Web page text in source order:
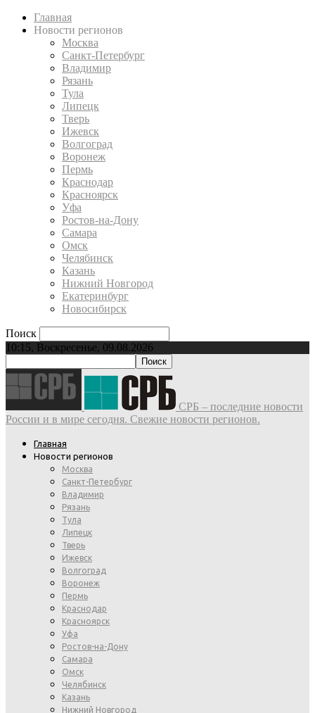
Главная
Новости регионов
Москва
Санкт-Петербург
Владимир
Рязань
Тула
Липецк
Тверь
Ижевск
Волгоград
Воронеж
Пермь
Краснодар
Красноярск
Уфа
Ростов-на-Дону
Самара
Омск
Челябинск
Казань
Нижний Новгород
Екатеринбург
Новосибирск
Поиск
10:15, Воскресенье, 09.08.2026
СРБ – последние новости
России и в мире сегодня. Свежие новости регионов.
Главная
Новости регионов
Москва
Санкт-Петербург
Владимир
Рязань
Тула
Липецк
Тверь
Ижевск
Волгоград
Воронеж
Пермь
Краснодар
Красноярск
Уфа
Ростов-на-Дону
Самара
Омск
Челябинск
Казань
Нижний Новгород